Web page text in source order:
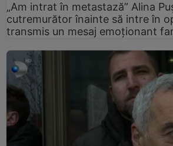
„Am intrat în metastază” Alina
cutremurător înainte să intre în
transmis un mesaj emoționant